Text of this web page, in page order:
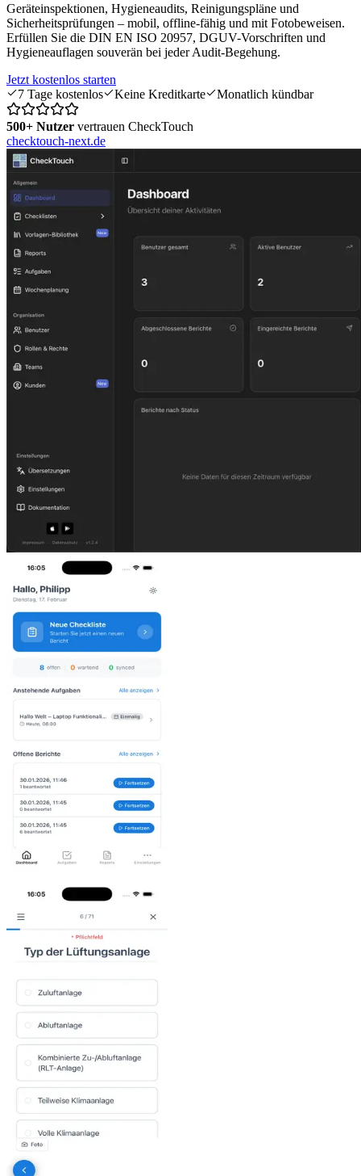
Geräteinspektionen, Hygieneaudits, Reinigungspläne und
Sicherheitsprüfungen – mobil, offline-fähig und mit Fotobeweisen.
Erfüllen Sie die DIN EN ISO 20957, DGUV-Vorschriften und
Hygieneauflagen souverän bei jeder Audit-Begehung.
Jetzt kostenlos starten
7 Tage kostenlos
Keine Kreditkarte Monatlich kündbar
500+ Nutzer vertrauen CheckTouch
checktouch-next.de